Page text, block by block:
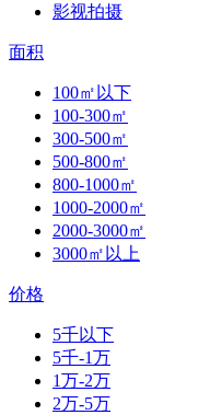
影视拍摄
面积
100㎡以下
100-300㎡
300-500㎡
500-800㎡
800-1000㎡
1000-2000㎡
2000-3000㎡
3000㎡以上
价格
5千以下
5千-1万
1万-2万
2万-5万